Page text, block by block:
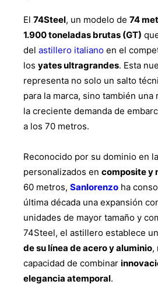
El 74Steel, un modelo de 74
1.900 toneladas brutas (GT)
del astillero italiano en el
los yates ultragrandes. Esta
representa no solo un salto
para la marca, sino también
la creciente demanda de
a los 70 metros.
Reconocido por su dominio en
personalizados en composite y
60 metros, Sanlorenzo ha
última década una expansión
unidades de mayor tamaño y
74Steel, el astillero establece
de su línea de acero y aluminio,
capacidad de combinar
elegancia atemporal.